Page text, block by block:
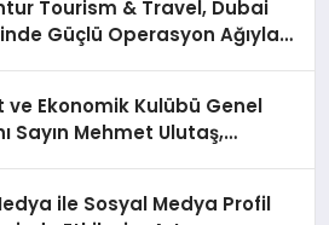
Tourism & Travel, Dubai
Güçlü Operasyon Ağıyla
ve Ekonomik Kulübü Genel
Sayın Mehmet Ulutaş,
ile Sosyal Medya Profil